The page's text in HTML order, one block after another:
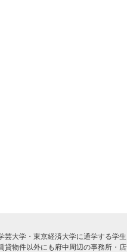
大学・東京経済大学に通学する学
物件以外にも府中周辺の事務所・